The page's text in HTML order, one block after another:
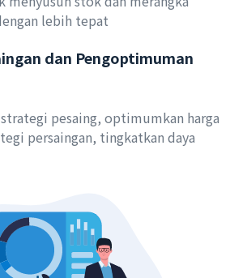
lebih tepat
dan Pengoptimuman
pesaing, optimumkan harga
persaingan, tingkatkan daya